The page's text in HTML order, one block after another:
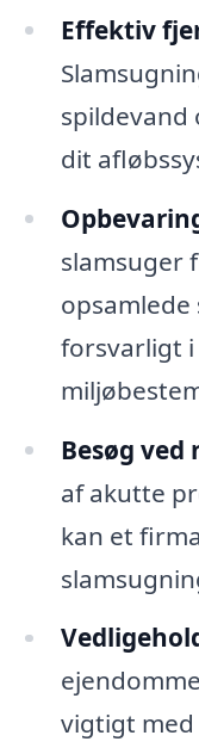
Effektiv
spildevand
dit
slamsuger
forsvarligt
Besøg
af akutte
kan et
vigtigt